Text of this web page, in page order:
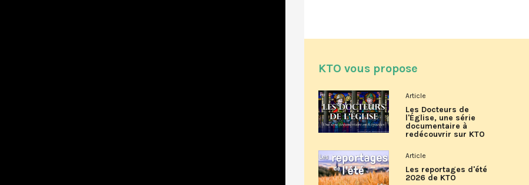
KTO vous propose
Article
Les Docteurs de
l'Église, une série
documentaire à
redécouvrir sur KTO
Article
Les reportages d'été
2026 de KTO